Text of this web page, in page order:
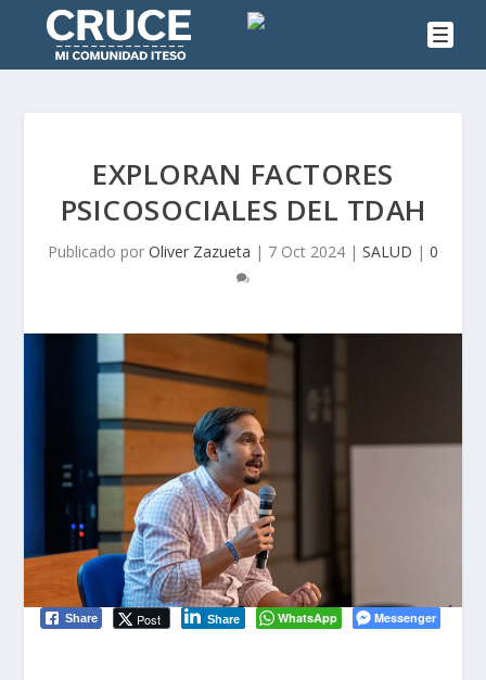
EXPLORAN FACTORES
PSICOSOCIALES DEL TDAH
Publicado por Oliver Zazueta | 7 Oct 2024 | SALUD | 0
Share Post Share WhatsApp Messenger